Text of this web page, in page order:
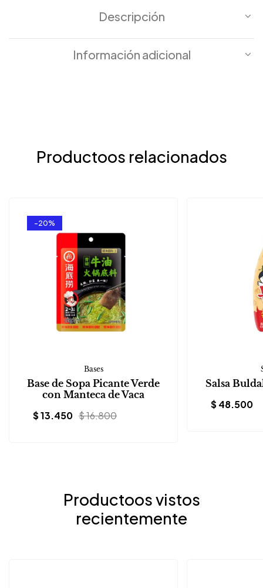
Descripción
Información adicional
Productoos relacionados
-20%
Bases
Base de Sopa Picante Verde
con Manteca de Vaca
$16.800
$13.450
Salsa
$48.500
Productoos vistos
recientemente